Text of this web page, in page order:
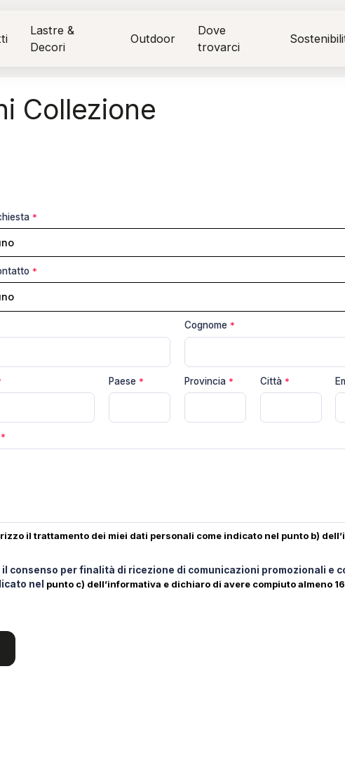
Lastre &
Decori
Outdoor
Dove
trovarci
Collezione
*
*
Cognome *
Paese * Provincia * Città *
*
il trattamento dei miei dati personali come indicato nel punto b)
il consenso per finalità di ricezione di comunicazioni promozionali e
nel punto c) dell’informativa e dichiaro di avere compiuto almeno